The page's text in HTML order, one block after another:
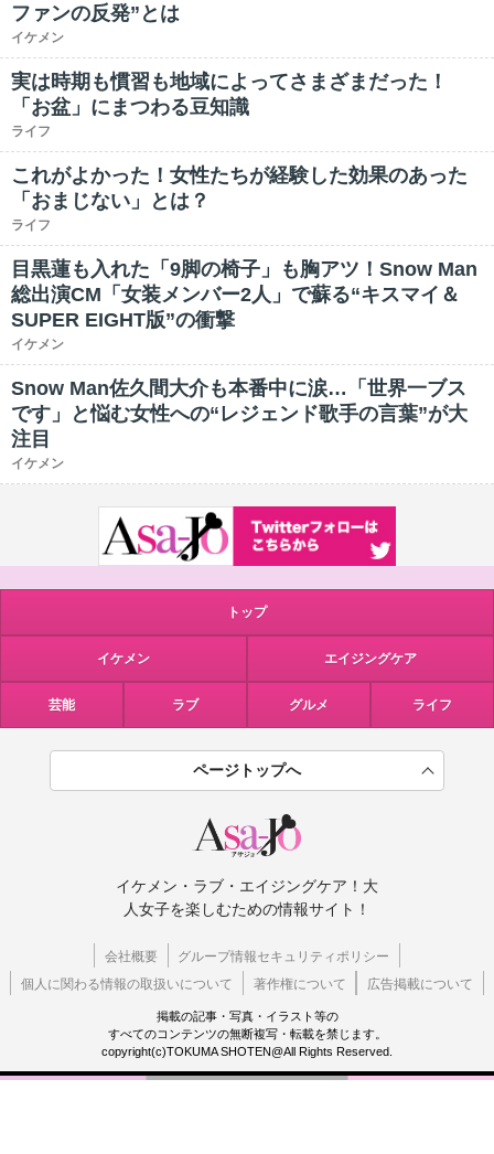
ファンの反発”とは
イケメン
実は時期も慣習も地域によってさまざまだった！
「お盆」にまつわる豆知識
ライフ
これがよかった！女性たちが経験した効果のあった
「おまじない」とは？
ライフ
目黒蓮も入れた「9脚の椅子」も胸アツ！Snow Man
総出演CM「女装メンバー2人」で蘇る“キスマイ＆
SUPER EIGHT版”の衝撃
イケメン
Snow Man佐久間大介も本番中に涙…「世界一ブス
です」と悩む女性への“レジェンド歌手の言葉”が大
注目
イケメン
トップ
イケメン エイジングケア
芸能 ラブ グルメ ライフ
ページトップへ
イケメン・ラブ・エイジングケア！大
人女子を楽しむための情報サイト！
会社概要
グループ情報セキュリティポリシー
個人に関わる情報の取扱いについて
著作権について 広告掲載について
掲載の記事・写真・イラスト等の
すべてのコンテンツの無断複写・転載を禁じます。
copyright(c)TOKUMA SHOTEN@All Rights Reserved.